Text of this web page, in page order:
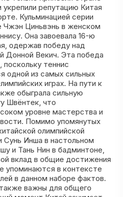
репутацию Китая
Кульминацией серии
Чжэн Циньвэнь в женском
Она завоевала 16-ю
одержав победу над
Донной Векич. Эта победа
поскольку теннис
одной из самых сильных
играх. На пути к
обыграла сильную
Швёнтек, что
уровне мастерства и
Помимо упомянутых
олимпийской
Сунь Инша в настольном
и Тань Нин в бадминтоне,
вклад в общие достижения
упоминаются в контексте
в данном наборе фактов.
важны для общего